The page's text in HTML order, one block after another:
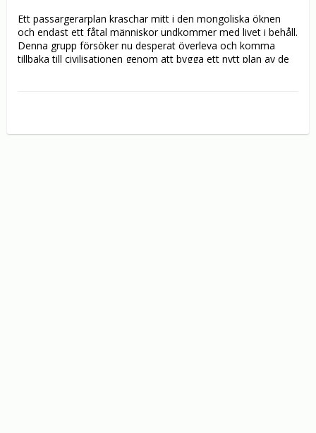
Ett passargerarplan kraschar mitt i den mongoliska öknen
och endast ett fåtal människor undkommer med livet i behåll.
Denna grupp försöker nu desperat överleva och komma
tillbaka till civilisationen genom att bygga ett nytt plan av de